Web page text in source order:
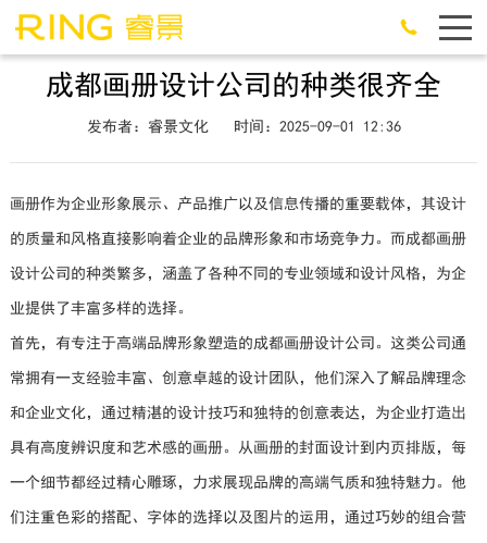
成都画册设计公司的种类很齐全
发布者：睿景文化 时间：2025-09-01 12:36
画册作为企业形象展示、产品推广以及信息传播的重要载体，其设计
的质量和风格直接影响着企业的品牌形象和市场竞争力。而成都画册
设计公司的种类繁多，涵盖了各种不同的专业领域和设计风格，为企
业提供了丰富多样的选择。
首先，有专注于高端品牌形象塑造的成都画册设计公司。这类公司通
常拥有一支经验丰富、创意卓越的设计团队，他们深入了解品牌理念
和企业文化，通过精湛的设计技巧和独特的创意表达，为企业打造出
具有高度辨识度和艺术感的画册。从画册的封面设计到内页排版，每
一个细节都经过精心雕琢，力求展现品牌的高端气质和独特魅力。他
们注重色彩的搭配、字体的选择以及图片的运用，通过巧妙的组合营